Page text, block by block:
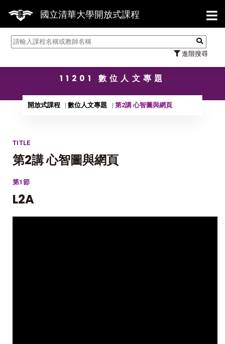
國立清華大學開放式課程
進階搜尋
【
11201 數位人文專題
開放式課程 數位人文專題 第2講 心智圖與網頁
TITLE
第2講 心智圖與網頁
第1節
L2A